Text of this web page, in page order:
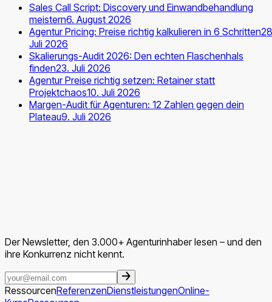
Sales Call Script: Discovery und Einwandbehandlung
meistern6. August 2026
Agentur Pricing: Preise richtig kalkulieren in 6 Schritten
Juli 2026
Skalierungs-Audit 2026: Den echten Flaschenhals
finden23. Juli 2026
Agentur Preise richtig setzen: Retainer statt
Projektchaos10. Juli 2026
Margen-Audit für Agenturen: 12 Zahlen gegen dein
Plateau9. Juli 2026
Der Newsletter, den 3.000+ Agenturinhaber lesen – und den
ihre Konkurrenz nicht kennt.
RessourcenReferenzenDienstleistungenOnline-